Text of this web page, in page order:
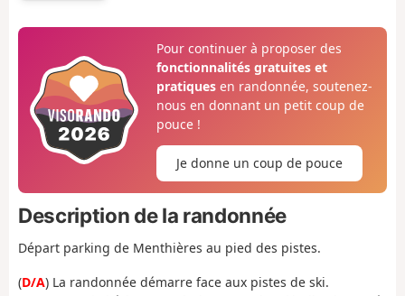
Pour continuer à proposer des
fonctionnalités gratuites et
pratiquesen randonnée, soutenez-
nous en donnant un petit coup de
pouce !
Je donne un coup de pouce
Description de la randonnée
Départ parking de Menthières au pied des pistes.
(D/A) La randonnée démarre face aux pistes de ski.